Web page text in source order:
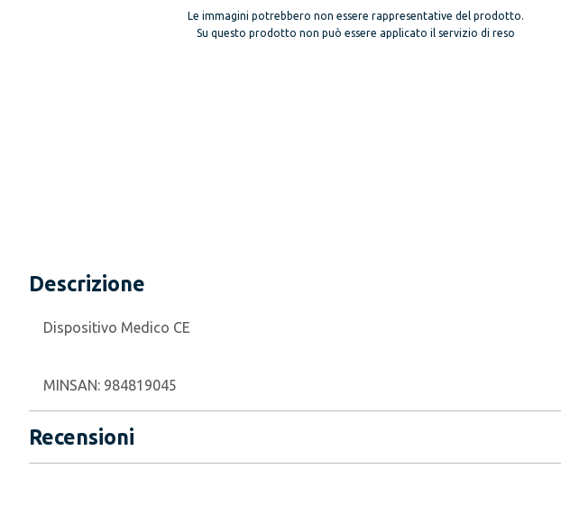
Le immagini potrebbero non essere rappresentative del prodotto.
Su questo prodotto non può essere applicato il servizio di reso
Descrizione
Dispositivo Medico CE
MINSAN: 984819045
Recensioni